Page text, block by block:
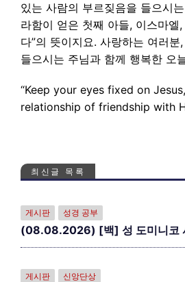
있는 사람의 부르짖음을 들으시
라함이 얻은 첫째 아들, 이스마엘,
다”의 뜻이지요. 사랑하는 여러
들으시는 주님과 함께 행복한 오
“Keep your eyes fixed on
relationship of friendship with
최신글 목록
게시판 성경 공부
(08.08.2026) [백] 성 도미니코
게시판 신앙단상